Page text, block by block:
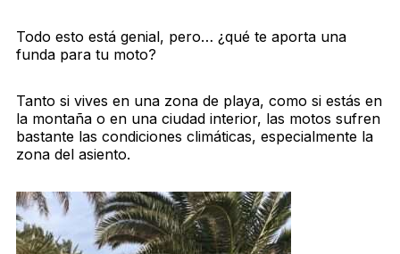
Todo esto está genial, pero… ¿qué te aporta una
funda para tu moto?
Tanto si vives en una zona de playa, como si estás en
la montaña o en una ciudad interior, las motos sufren
bastante las condiciones climáticas, especialmente la
zona del asiento.